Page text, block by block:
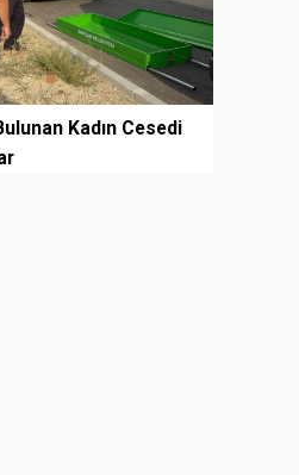
Kadın Cesedi